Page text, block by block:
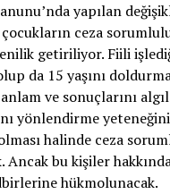
yapılan
çocukların ceza
getiriliyor. Fiili
da 15 yaşını
ve sonuçlarını
yönlendirme
halinde ceza
Ancak bu kişiler
hükmolunacak.